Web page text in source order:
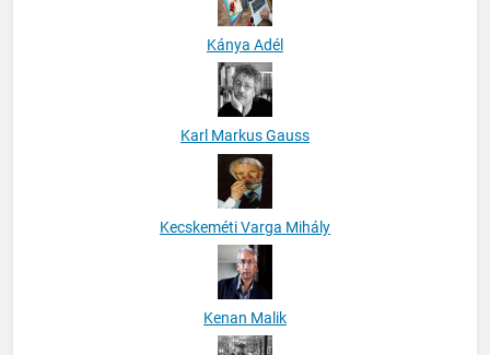
Kánya Adél
Karl Markus Gauss
Kecskeméti Varga Mihály
Kenan Malik